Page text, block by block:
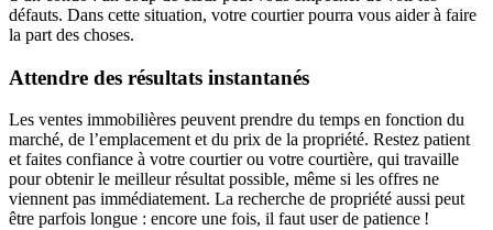
défauts. Dans cette situation, votre courtier pourra vous aider à faire
la part des choses.
Attendre des résultats instantanés
Les ventes immobilières peuvent prendre du temps en fonction du
marché, de l’emplacement et du prix de la propriété. Restez patient
et faites confiance à votre courtier ou votre courtière, qui travaille
pour obtenir le meilleur résultat possible, même si les offres ne
viennent pas immédiatement. La recherche de propriété aussi peut
être parfois longue : encore une fois, il faut user de patience !